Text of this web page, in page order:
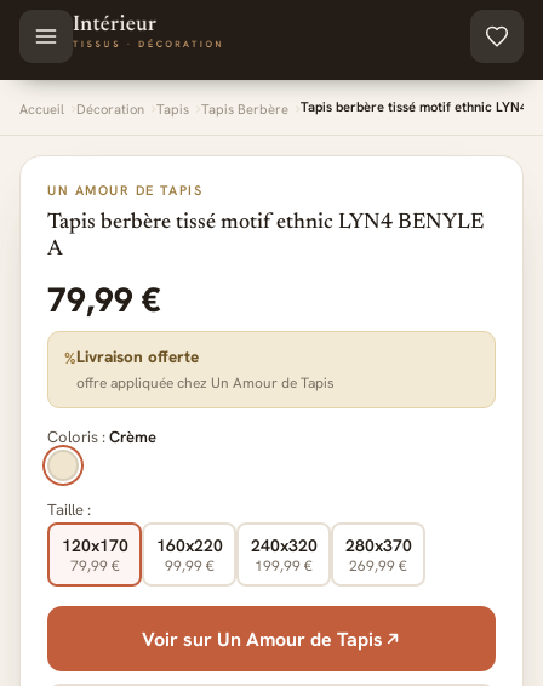
Aller au contenu principal
Accueil Décoration Tapis Tapis Berbère Tapis berbère tissé motif ethnic LYN4
UN AMOUR DE TAPIS
Tapis berbère tissé motif ethnic LYN4 BENYLE
A
79,99 €
%Livraison offerte
offre appliquée chez Un Amour de Tapis
Coloris :Crème
Taille :
120x170
79,99 €
160x220
99,99 €
240x320
199,99 €
280x370
269,99 €
Voir sur Un Amour de Tapis